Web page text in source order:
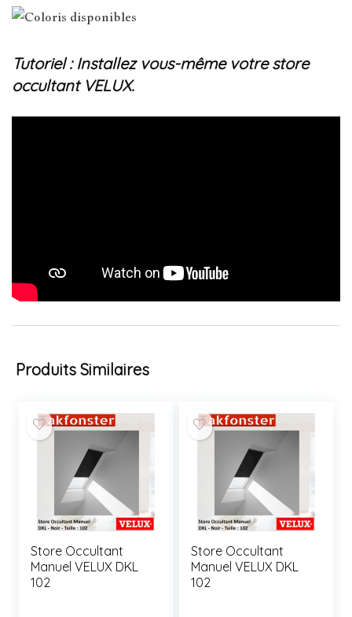
Tutoriel : Installez vous-même votre store
occultant VELUX.
Produits Similaires
Store Occultant
Manuel VELUX DKL
102
Store Occultant
Manuel VELUX DKL
102